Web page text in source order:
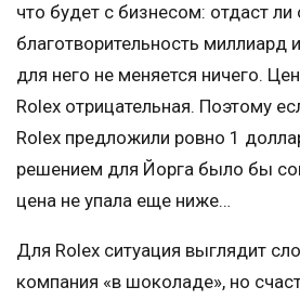
что будет с бизнесом: отдаст ли
благотворительность миллиард
для него не меняется ничего.
Rolex отрицательная. Поэтому
Rolex предложили ровно 1
решением для Йорга было бы
цена не упала еще ниже…
Для Rolex ситуация выглядит
компания «в шоколаде», но